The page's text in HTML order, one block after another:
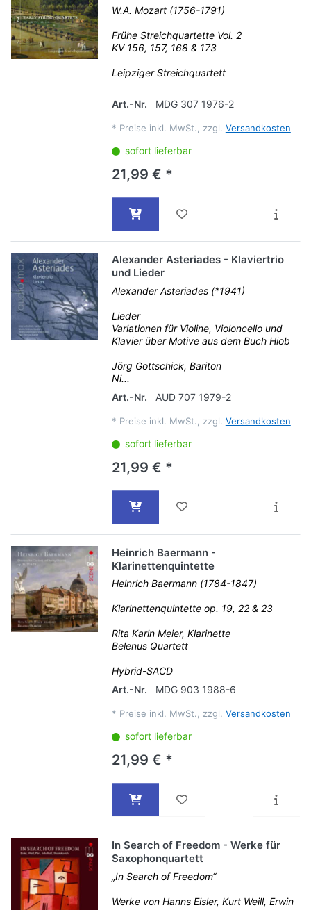
W.A. Mozart (1756-1791)
Frühe Streichquartette Vol. 2
KV 156, 157, 168 & 173
Leipziger Streichquartett
Art.-Nr. MDG 307 1976-2
* Preise inkl. MwSt., zzgl. Versandkosten
sofort lieferbar
21,99 € *
Alexander Asteriades - Klaviertrio
und Lieder
Alexander Asteriades (*1941)
Lieder
Variationen für Violine, Violoncello und
Klavier über Motive aus dem Buch Hiob
Jörg Gottschick, Bariton
Ni...
Art.-Nr.
AUD 707 1979-2
* Preise inkl. MwSt., zzgl. Versandkosten
sofort lieferbar
21,99 € *
Heinrich Baermann -
Klarinettenquintette
Heinrich Baermann (1784-1847)
Klarinettenquintette op. 19, 22 & 23
Rita Karin Meier, Klarinette
Belenus Quartett
Hybrid-SACD
Art.-Nr.
MDG 903 1988-6
* Preise inkl. MwSt., zzgl. Versandkosten
sofort lieferbar
21,99 € *
In Search of Freedom - Werke für
Saxophonquartett
„In Search of Freedom“
Werke von Hanns Eisler, Kurt Weill, Erwin